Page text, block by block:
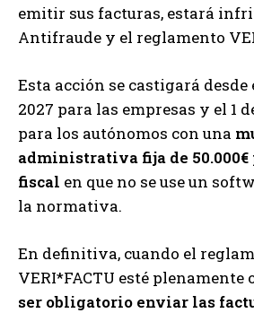
emitir sus facturas, estará
Antifraude y el reglamento
Esta acción se castigará desde
2027 para las empresas y el 1
para los autónomos con una
administrativa fija de 50.000€
fiscal en que no se use un
la normativa.
En definitiva, cuando el
VERI*FACTU esté plenamente
ser obligatorio enviar las